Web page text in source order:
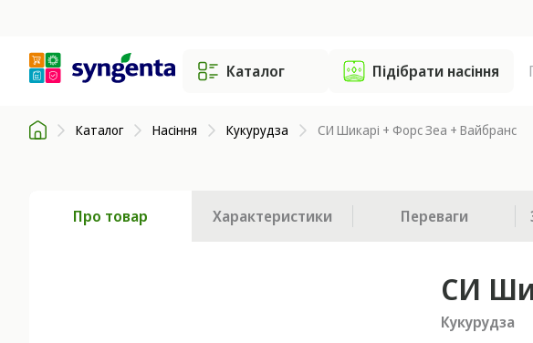
Каталог Підібрати насіння
Каталог Насіння Кукурудза СИ Шикарі + Форс Зеа + Вайбранс
Про товар Характеристики Переваги
СИ
Кукурудза